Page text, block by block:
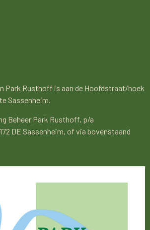
Park Rusthoff is aan de Hoofdstraat/hoek
Sassenheim.
Beheer Park Rusthoff, p/a
DE Sassenheim, of via bovenstaand